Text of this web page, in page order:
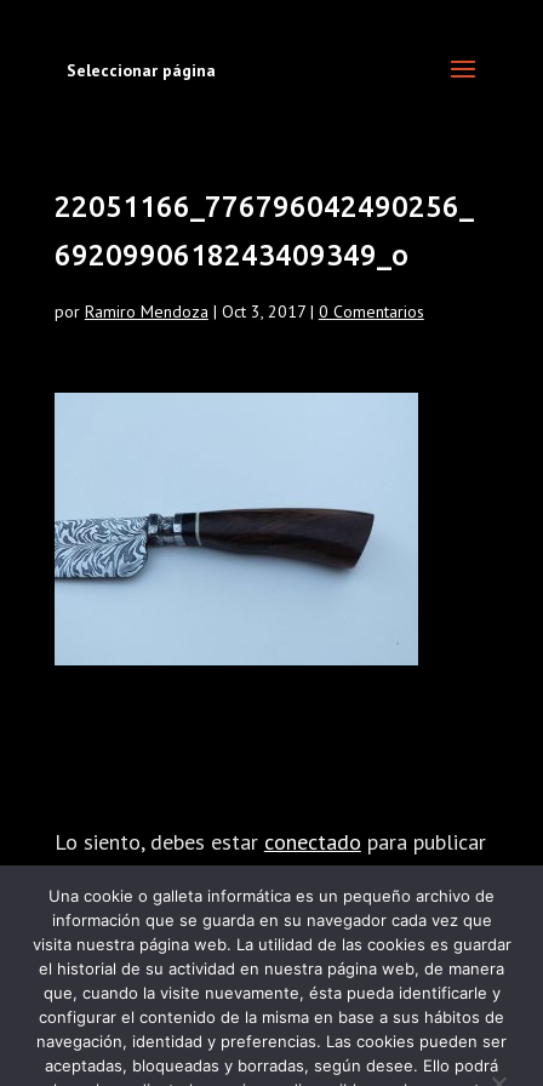
Seleccionar página
22051166_776796042490256_
6920990618243409349_o
por Ramiro Mendoza | Oct 3, 2017| 0 Comentarios
Lo siento, debes estar conectado para publicar
PROGRAMA KIT DIGITAL FINANCIADO POR
Una cookie o galleta informática es un pequeño archivo de
información que se guarda en su navegador cada vez que
visita nuestra página web. La utilidad de las cookies es guardar
el historial de su actividad en nuestra página web, de manera
que, cuando la visite nuevamente, ésta pueda identificarle y
configurar el contenido de la misma en base a sus hábitos de
navegación, identidad y preferencias. Las cookies pueden ser
aceptadas, bloqueadas y borradas, según desee. Ello podrá